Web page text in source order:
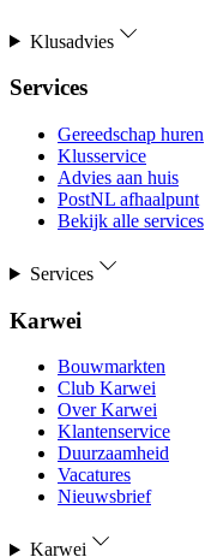
Klusadvies
Services
Gereedschap huren
Klusservice
Advies aan huis
PostNL afhaalpunt
Bekijk alle services
Services
Karwei
Bouwmarkten
Club Karwei
Over Karwei
Klantenservice
Duurzaamheid
Vacatures
Nieuwsbrief
Karwei